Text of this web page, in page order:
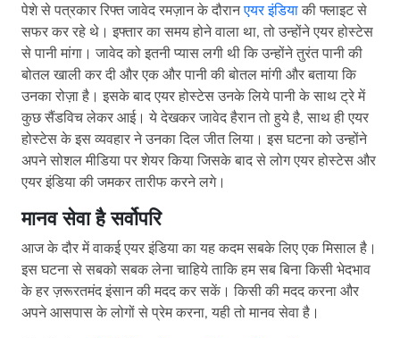
पेशे से पत्रकार रिफ्त जावेद रमज़ान के दौरानएयर इंडियाकी फ्लाइट से
सफर कर रहे थे। इफ्तार का समय होने वाला था, तो उन्होंने एयर होस्टेस
से पानी मांगा। जावेद को इतनी प्यास लगी थी कि उन्होंने तुरंत पानी की
बोतल खाली कर दी और एक और पानी की बोतल मांगी और बताया कि
उनका रोज़ा है। इसके बाद एयर होस्टेस उनके लिये पानी के साथ ट्रे में
कुछ सैंडविच लेकर आई। ये देखकर जावेद हैरान तो हुये है, साथ ही एयर
होस्टेस के इस व्यवहार ने उनका दिल जीत लिया। इस घटना को उन्होंने
अपने सोशल मीडिया पर शेयर किया जिसके बाद से लोग एयर होस्टेस और
एयर इंडिया की जमकर तारीफ करने लगे।
मानव सेवा है सर्वोपरि
आज के दौर में वाकई एयर इंडिया का यह कदम सबके लिए एक मिसाल है।
इस घटना से सबको सबक लेना चाहिये ताकि हम सब बिना किसी भेदभाव
के हर ज़रूरतमंद इंसान की मदद कर सकें। किसी की मदद करना और
अपने आसपास के लोगों से प्रेम करना, यही तो मानव सेवा है।